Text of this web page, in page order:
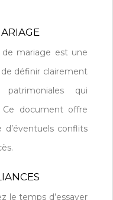
mariage est une
définir clairement
qui
Ce document offre
conflits
le temps d’essayer